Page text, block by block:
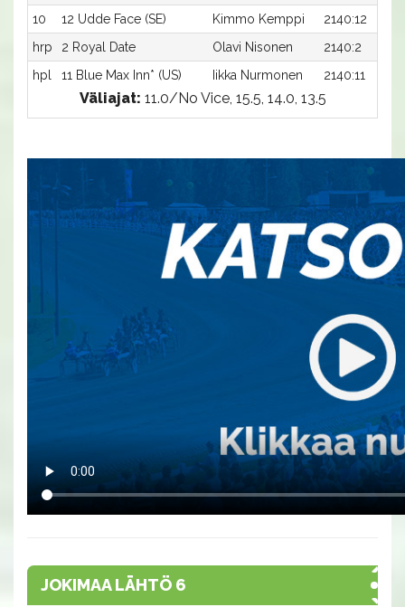
10
12 Udde Face (SE) Kimmo Kemppi
2140:12
hrp
2 Royal Date Olavi Nisonen
2140:2
hpl
11 Blue Max Inn* (US) Iikka Nurmonen 2140:11
Väliajat: 11.0/No Vice, 15.5, 14.0, 13.5
JOKIMAA LÄHTÖ 6